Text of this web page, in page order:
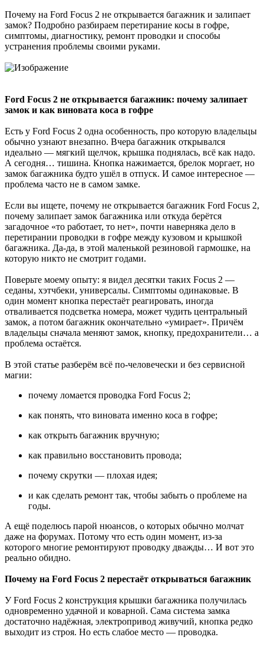
Почему на Ford Focus 2 не открывается багажник и залипает
замок? Подробно разбираем перетирание косы в гофре,
симптомы, диагностику, ремонт проводки и способы
устранения проблемы своими руками.
Ford Focus 2 не открывается багажник: почему залипает
замок и как виновата коса в гофре
Есть у Ford Focus 2 одна особенность, про которую владельцы
обычно узнают внезапно. Вчера багажник открывался
идеально — мягкий щелчок, крышка поднялась, всё как надо.
А сегодня… тишина. Кнопка нажимается, брелок моргает, но
замок багажника будто ушёл в отпуск. И самое интересное —
проблема часто не в самом замке.
Если вы ищете, почему не открывается багажник Ford Focus 2,
почему залипает замок багажника или откуда берётся
загадочное «то работает, то нет», почти наверняка дело в
перетирании проводки в гофре между кузовом и крышкой
багажника. Да-да, в этой маленькой резиновой гармошке, на
которую никто не смотрит годами.
Поверьте моему опыту: я видел десятки таких Focus 2 —
седаны, хэтчбеки, универсалы. Симптомы одинаковые. В
один момент кнопка перестаёт реагировать, иногда
отваливается подсветка номера, может чудить центральный
замок, а потом багажник окончательно «умирает». Причём
владельцы сначала меняют замок, кнопку, предохранители… а
проблема остаётся.
В этой статье разберём всё по-человечески и без сервисной
магии:
почему ломается проводка Ford Focus 2;
как понять, что виновата именно коса в гофре;
как открыть багажник вручную;
как правильно восстановить провода;
почему скрутки — плохая идея;
и как сделать ремонт так, чтобы забыть о проблеме на
годы.
А ещё поделюсь парой нюансов, о которых обычно молчат
даже на форумах. Потому что есть один момент, из-за
которого многие ремонтируют проводку дважды… И вот это
реально обидно.
Почему на Ford Focus 2 перестаёт открываться багажник
У Ford Focus 2 конструкция крышки багажника получилась
одновременно удачной и коварной. Сама система замка
достаточно надёжная, электропривод живучий, кнопка редко
выходит из строя. Но есть слабое место — проводка.